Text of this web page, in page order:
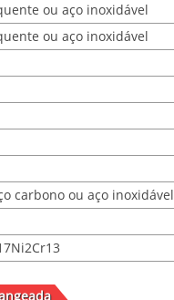
ou aço inoxidável
ou aço inoxidável
carbono ou aço inoxidável